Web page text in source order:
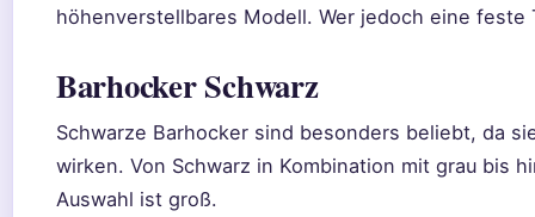
höhenverstellbares Modell. Wer jedoch eine
Barhocker Schwarz
Schwarze Barhocker sind besonders beliebt, da
wirken. Von Schwarz in Kombination mit grau bis
Auswahl ist groß.